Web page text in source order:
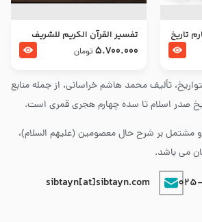
تألیف محمد هاشم خراسانی، از جمله منابع
صدر اسلام تا سده چهارم هجری قمری است.
مشتمل بر شرح حال معصومین (علیهم السلام)،
می باشد.
sibtayn[at]sibtayn.com
تاریخ
محمد
تفسير القرآن الكريم للشريف
المرتضي قدس سرّه
5.700.000 تومان